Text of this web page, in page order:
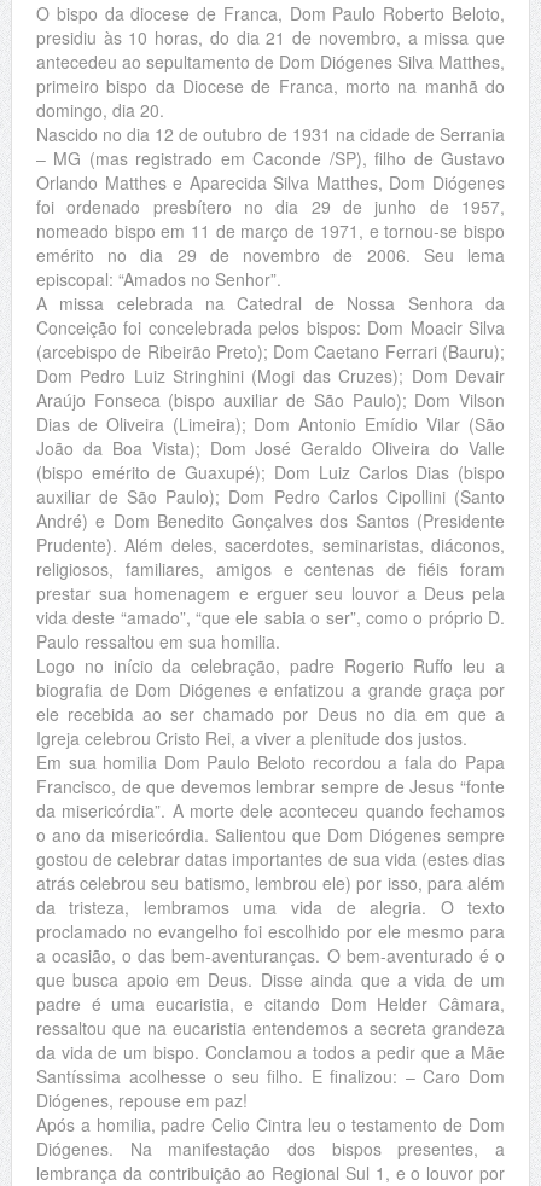
O bispo da diocese de Franca, Dom Paulo Roberto Beloto,
presidiu às 10 horas, do dia 21 de novembro, a missa que
antecedeu ao sepultamento de Dom Diógenes Silva Matthes,
primeiro bispo da Diocese de Franca, morto na manhã do
domingo, dia 20.
Nascido no dia 12 de outubro de 1931 na cidade de Serrania
– MG (mas registrado em Caconde /SP), filho de Gustavo
Orlando Matthes e Aparecida Silva Matthes, Dom Diógenes
foi ordenado presbítero no dia 29 de junho de 1957,
nomeado bispo em 11 de março de 1971, e tornou-se bispo
emérito no dia 29 de novembro de 2006. Seu lema
episcopal: “Amados no Senhor”.
A missa celebrada na Catedral de Nossa Senhora da
Conceição foi concelebrada pelos bispos: Dom Moacir Silva
(arcebispo de Ribeirão Preto); Dom Caetano Ferrari (Bauru);
Dom Pedro Luiz Stringhini (Mogi das Cruzes); Dom Devair
Araújo Fonseca (bispo auxiliar de São Paulo); Dom Vilson
Dias de Oliveira (Limeira); Dom Antonio Emídio Vilar (São
João da Boa Vista); Dom José Geraldo Oliveira do Valle
(bispo emérito de Guaxupé); Dom Luiz Carlos Dias (bispo
auxiliar de São Paulo); Dom Pedro Carlos Cipollini (Santo
André) e Dom Benedito Gonçalves dos Santos (Presidente
Prudente). Além deles, sacerdotes, seminaristas, diáconos,
religiosos, familiares, amigos e centenas de fiéis foram
prestar sua homenagem e erguer seu louvor a Deus pela
vida deste “amado”, “que ele sabia o ser”, como o próprio D.
Paulo ressaltou em sua homilia.
Logo no início da celebração, padre Rogerio Ruffo leu a
biografia de Dom Diógenes e enfatizou a grande graça por
ele recebida ao ser chamado por Deus no dia em que a
Igreja celebrou Cristo Rei, a viver a plenitude dos justos.
Em sua homilia Dom Paulo Beloto recordou a fala do Papa
Francisco, de que devemos lembrar sempre de Jesus “fonte
da misericórdia”. A morte dele aconteceu quando fechamos
o ano da misericórdia. Salientou que Dom Diógenes sempre
gostou de celebrar datas importantes de sua vida (estes dias
atrás celebrou seu batismo, lembrou ele) por isso, para além
da tristeza, lembramos uma vida de alegria. O texto
proclamado no evangelho foi escolhido por ele mesmo para
a ocasião, o das bem-aventuranças. O bem-aventurado é o
que busca apoio em Deus. Disse ainda que a vida de um
padre é uma eucaristia, e citando Dom Helder Câmara,
ressaltou que na eucaristia entendemos a secreta grandeza
da vida de um bispo. Conclamou a todos a pedir que a Mãe
Santíssima acolhesse o seu filho. E finalizou: – Caro Dom
Diógenes, repouse em paz!
Após a homilia, padre Celio Cintra leu o testamento de Dom
Diógenes. Na manifestação dos bispos presentes, a
lembrança da contribuição ao Regional Sul 1, e o louvor por